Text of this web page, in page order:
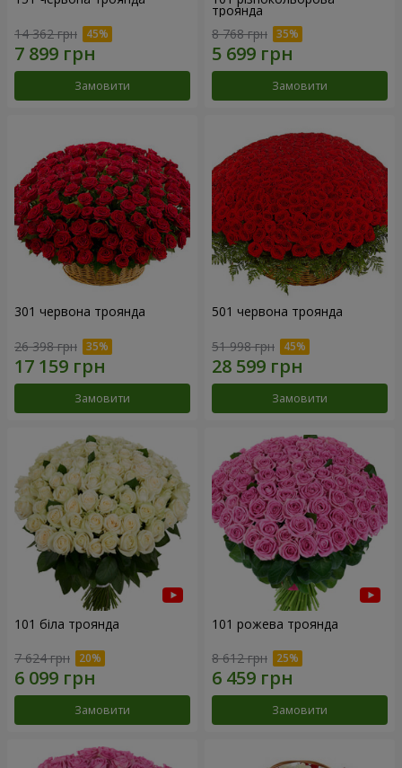
14 362 грн
Замовити
троянда
8 768 грн
Замовити
301 червона троянда
26 398 грн
Замовити
501 червона троянда
51 998 грн
Замовити
101 біла троянда
7 624 грн
Замовити
101 рожева троянда
8 612 грн
Замовити